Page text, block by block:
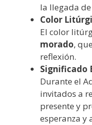
la llegada
Color
El color
morado,
reflexión.
Significado
Durante el
invitados a
presente y
esperanza y